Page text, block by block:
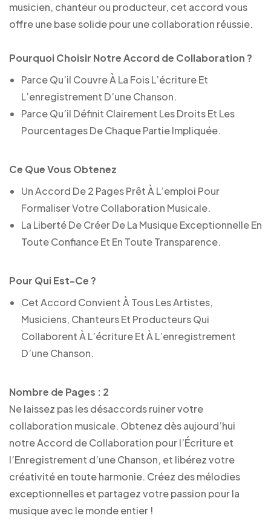
musicien, chanteur ou producteur, cet accord vous
offre une base solide pour une collaboration réussie.
Pourquoi Choisir Notre Accord de Collaboration ?
Parce Qu’il Couvre À La Fois L’écriture Et
L’enregistrement D’une Chanson.
Parce Qu’il Définit Clairement Les Droits Et Les
Pourcentages De Chaque Partie Impliquée.
Ce Que Vous Obtenez
Un Accord De 2 Pages Prêt À L’emploi Pour
Formaliser Votre Collaboration Musicale.
La Liberté De Créer De La Musique Exceptionnelle En
Toute Confiance Et En Toute Transparence.
Pour Qui Est-Ce ?
Cet Accord Convient À Tous Les Artistes,
Musiciens, Chanteurs Et Producteurs Qui
Collaborent À L’écriture Et À L’enregistrement
D’une Chanson.
Nombre de Pages : 2
Ne laissez pas les désaccords ruiner votre
collaboration musicale. Obtenez dès aujourd’hui
notre Accord de Collaboration pour l’Écriture et
l’Enregistrement d’une Chanson, et libérez votre
créativité en toute harmonie. Créez des mélodies
exceptionnelles et partagez votre passion pour la
musique avec le monde entier !